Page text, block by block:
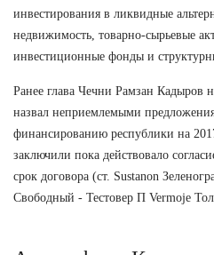
инвестирования в ликвидные
недвижимость, товарно-сырьевые
инвестиционные фонды и
Ранее глава Чечни Рамзан Кадыров
назвал неприемлемыми
финансированию республики на
заключили пока действовало
срок договора (ст. Sustanon
Свободный - Тестовер П Vermoje